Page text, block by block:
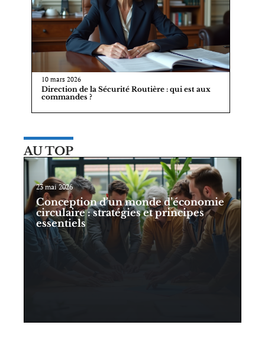
10 mars 2026
Direction de la Sécurité Routière : qui est aux
commandes ?
AU TOP
23 mai 2026
Conception d’un monde d’économie
circulaire : stratégies et principes
essentiels